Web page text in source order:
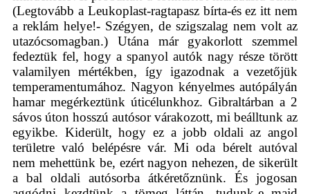
(Legtovább a Leukoplast-ragtapasz bírta-és ez itt nem
a reklám helye!- Szégyen, de szigszalag nem volt az
utazócsomagban.) Utána már gyakorlott szemmel
fedeztük fel, hogy a spanyol autók nagy része törött
valamilyen mértékben, így igazodnak a vezetőjük
temperamentumához. Nagyon kényelmes autópályán
hamar megérkeztünk úticélunkhoz. Gibraltárban a 2
sávos úton hosszú autósor várakozott, mi beálltunk az
egyikbe. Kiderült, hogy ez a jobb oldali az angol
területre való belépésre vár. Mi oda bérelt autóval
nem mehettünk be, ezért nagyon nehezen, de sikerült
a bal oldali autósorba átkéretőznünk. És jogosan